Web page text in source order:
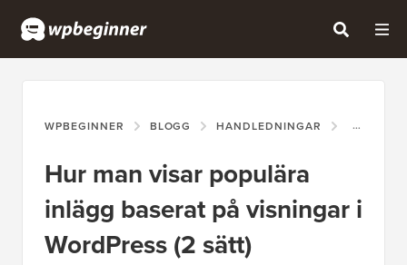
WPBEGINNER BLOGG HANDLEDNINGAR HUR
Hur man visar populära
inlägg baserat på visningar i
WordPress (2 sätt)